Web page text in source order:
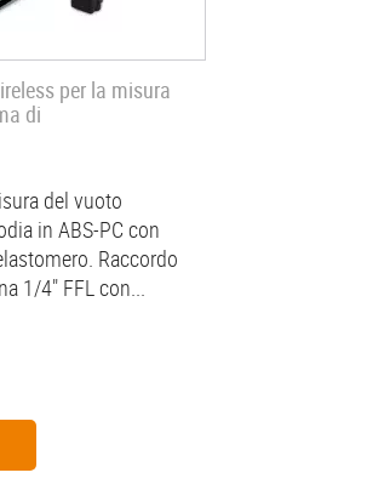
per la misura
di
del vuoto
in ABS-PC con
Raccordo
1/4" FFL con...